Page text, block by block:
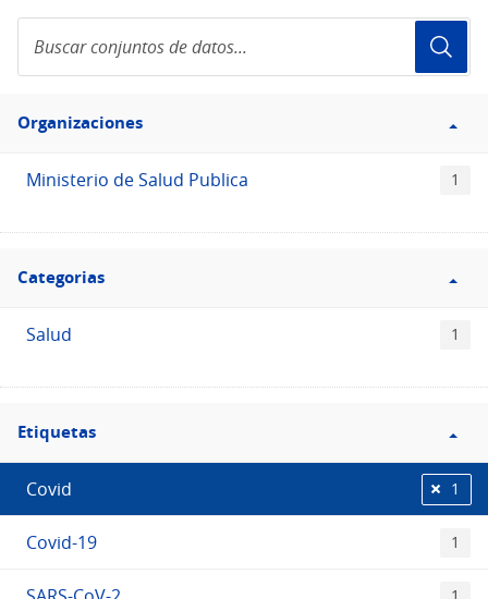
conjuntos
de
Filtro
Organizaciones
Organizaciones
Ministerio de Salud Publica 1
Filtro
Categorias
Categorias
Salud 1
Filtro
Etiquetas
Etiquetas
Covid 1
Covid-19 1